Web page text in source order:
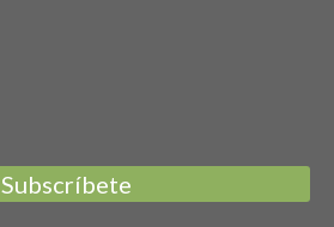
Subscríbete